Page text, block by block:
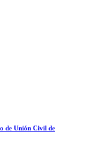
de Unión Civil de